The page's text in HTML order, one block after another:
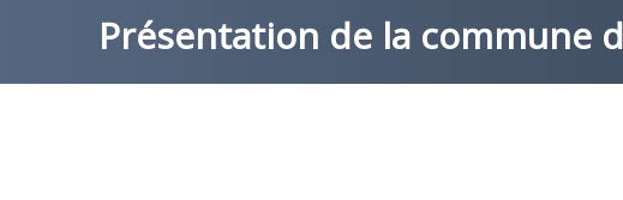
Présentation de la commune